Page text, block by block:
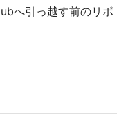
へ引っ越す前のリポ